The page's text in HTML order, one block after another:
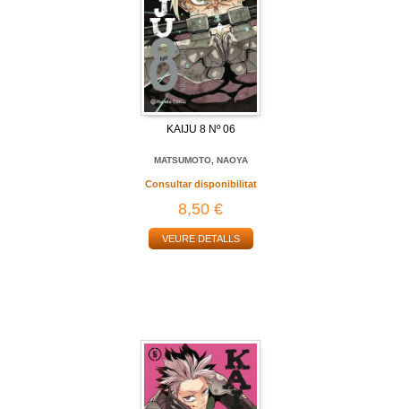
KAIJU 8 Nº 06
MATSUMOTO, NAOYA
Consultar disponibilitat
8,50 €
VEURE DETALLS